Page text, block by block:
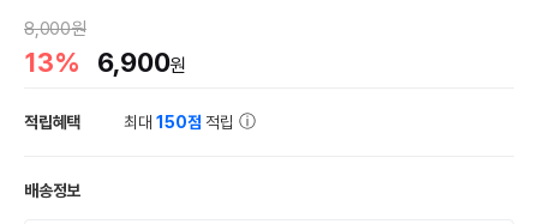
8,000원
13% 6,900원
적립혜택 최대150점 적립
배송정보